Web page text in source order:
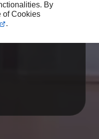
By
of Cookies
.
sur